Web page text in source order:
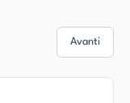
Avanti